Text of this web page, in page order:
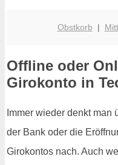
Obstkorb |
Offline oder
Girokonto in
Immer wieder denkt man
der Bank oder die
Girokontos nach. Auch